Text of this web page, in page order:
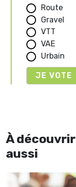
Route
Gravel
VTT
VAE
Urbain
À découvrir
aussi